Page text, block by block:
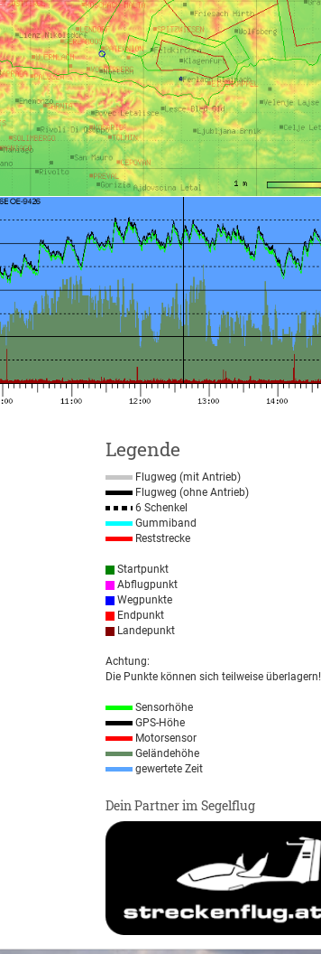
Legende
Flugweg (mit Antrieb)
Flugweg (ohne Antrieb)
6 Schenkel
Gummiband
Reststrecke
Startpunkt
Abflugpunkt
Wegpunkte
Endpunkt
Landepunkt
Achtung:
Die Punkte können sich teilweise überlagern!
Sensorhöhe
GPS-Höhe
Motorsensor
Geländehöhe
gewertete Zeit
Dein Partner im Segelflug